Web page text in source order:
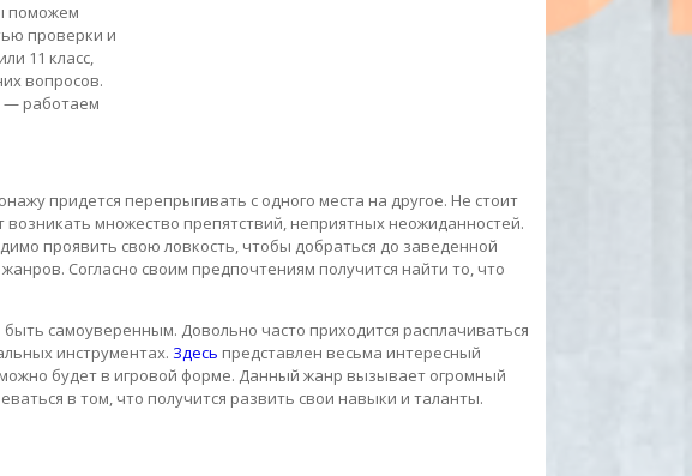
поможем
проверки и
11 класс,
вопросов.
— работаем
придется перепрыгивать с одного места на другое. Не стоит
множество препятствий, неприятных неожиданностей.
проявить свою ловкость, чтобы добраться до заведенной
Согласно своим предпочтениям получится найти то, что
самоуверенным. Довольно часто приходится расплачиваться
инструментах. Здесь представлен весьма интересный
будет в игровой форме. Данный жанр вызывает огромный
в том, что получится развить свои навыки и таланты.